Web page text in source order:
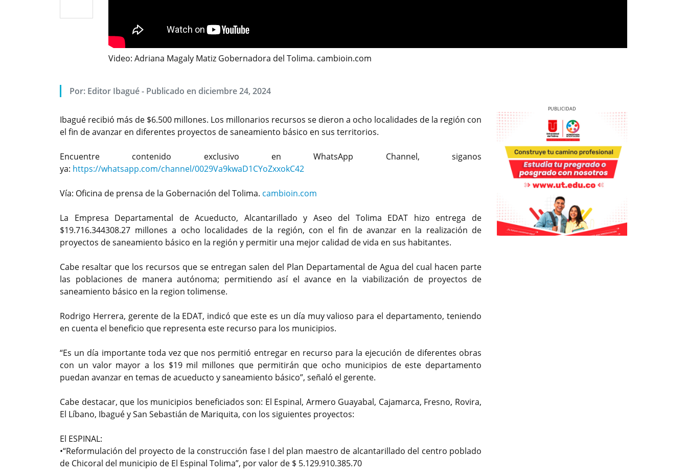
Video: Adriana Magaly Matiz Gobernadora del Tolima. cambioin.com
Por: Editor Ibagué - Publicado en diciembre 24, 2024
Ibagué recibió más de $6.500 millones. Los millonarios recursos se dieron a ocho localidades de la región con
el fin de avanzar en diferentes proyectos de saneamiento básico en sus territorios.
Encuentre contenido exclusivo en WhatsApp Channel, siganos
ya: https://whatsapp.com/channel/0029Va9kwaD1CYoZxxokC42
Vía: Oficina de prensa de la Gobernación del Tolima. cambioin.com
La Empresa Departamental de Acueducto, Alcantarillado y Aseo del Tolima EDAT hizo entrega de
$19.716.344308.27 millones a ocho localidades de la región, con el fin de avanzar en la realización de
proyectos de saneamiento básico en la región y permitir una mejor calidad de vida en sus habitantes.
Cabe resaltar que los recursos que se entregan salen del Plan Departamental de Agua del cual hacen parte
las poblaciones de manera autónoma; permitiendo así el avance en la viabilización de proyectos de
saneamiento básico en la region tolimense.
Rodrigo Herrera, gerente de la EDAT, indicó que este es un día muy valioso para el departamento, teniendo
en cuenta el beneficio que representa este recurso para los municipios.
“Es un día importante toda vez que nos permitió entregar en recurso para la ejecución de diferentes obras
con un valor mayor a los $19 mil millones que permitirán que ocho municipios de este departamento
puedan avanzar en temas de acueducto y saneamiento básico”, señaló el gerente.
Cabe destacar, que los municipios beneficiados son: El Espinal, Armero Guayabal, Cajamarca, Fresno, Rovira,
El Líbano, Ibagué y San Sebastián de Mariquita, con los siguientes proyectos:
El ESPINAL:
•“Reformulación del proyecto de la construcción fase I del plan maestro de alcantarillado del centro poblado
de Chicoral del municipio de El Espinal Tolima”, por valor de $ 5.129.910.385.70
Previous